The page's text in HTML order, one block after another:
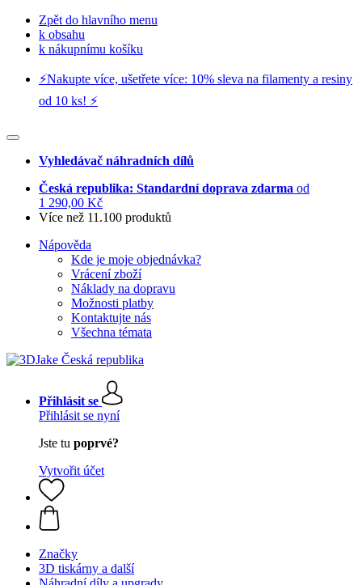
Zpět do hlavního menu
k obsahu
k nákupnímu košíku
⚡️Nakupte více, ušetřete více: 10% sleva na filamenty a resiny
od 10 ks! ⚡️
Vyhledávač náhradních dílů
Česká republika: Standardní doprava zdarma od
1 290,00 Kč
Více než 11.100 produktů
Nápověda
Kde je moje objednávka?
Vrácení zboží
Náklady na dopravu
Možnosti platby
Kontaktujte nás
Všechna témata
Přihlásit se
Přihlásit se nyní
Jste tu poprvé?
Vytvořit účet
Značky
3D tiskárny a další